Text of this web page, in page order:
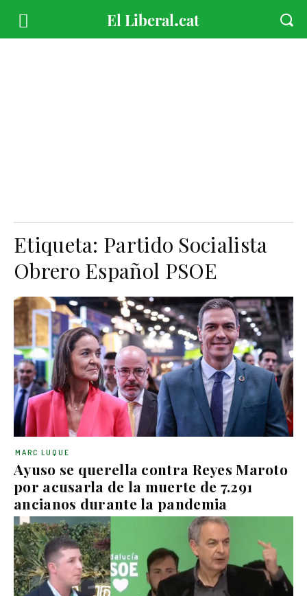
Etiqueta: Partido Socialista
Obrero Español PSOE
Ayuso se querella contra Reyes Maroto
por acusarla de la muerte de 7.291
ancianos durante la pandemia
MARC LUQUE